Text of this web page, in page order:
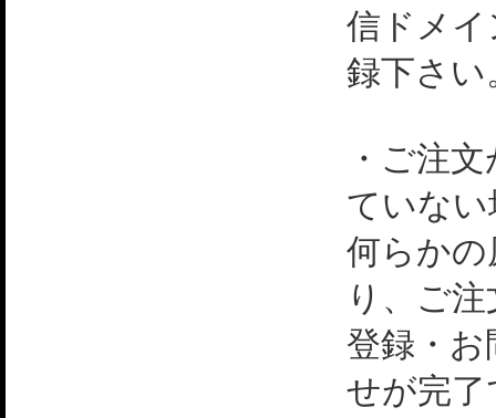
信ドメ
録下さい
・ご注
ていない
何らか
り、ご
登録・
せが完